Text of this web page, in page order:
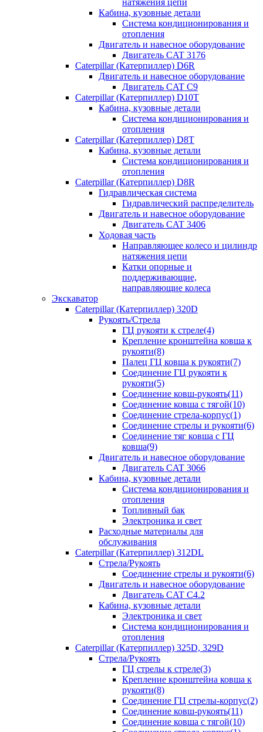
натяжения цепи
Кабина, кузовные детали
Система кондиционирования и
отопления
Двигатель и навесное оборудование
Двигатель CAT 3176
Caterpillar (Катерпиллер) D6R
Двигатель и навесное оборудование
Двигатель CAT C9
Caterpillar (Катерпиллер) D10T
Кабина, кузовные детали
Система кондиционирования и
отопления
Caterpillar (Катерпиллер) D8T
Кабина, кузовные детали
Система кондиционирования и
отопления
Caterpillar (Катерпиллер) D8R
Гидравлическая система
Гидравлический распределитель
Двигатель и навесное оборудование
Двигатель CAT 3406
Ходовая часть
Направляющее колесо и цилиндр
натяжения цепи
Катки опорные и
поддерживающие,
направляющие колеса
Экскаватор
Caterpillar (Катерпиллер) 320D
Рукоять/Стрела
ГЦ рукояти к стреле(4)
Крепление кронштейна ковша к
рукояти(8)
Палец ГЦ ковша к рукояти(7)
Соединение ГЦ рукояти к
рукояти(5)
Соединение ковш-рукоять(11)
Соединение ковша с тягой(10)
Соединение стрела-корпус(1)
Соединение стрелы и рукояти(6)
Соединение тяг ковша с ГЦ
ковша(9)
Двигатель и навесное оборудование
Двигатель CAT 3066
Кабина, кузовные детали
Система кондиционирования и
отопления
Топливный бак
Электроника и свет
Расходные материалы для
обслуживания
Caterpillar (Катерпиллер) 312DL
Стрела/Рукоять
Соединение стрелы и рукояти(6)
Двигатель и навесное оборудование
Двигатель CAT С4.2
Кабина, кузовные детали
Электроника и свет
Система кондиционирования и
отопления
Caterpillar (Катерпиллер) 325D, 329D
Стрела/Рукоять
ГЦ стрелы к стреле(3)
Крепление кронштейна ковша к
рукояти(8)
Соединение ГЦ стрелы-корпус(2)
Соединение ковш-рукоять(11)
Соединение ковша с тягой(10)